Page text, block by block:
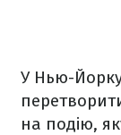
У Нью-
на подію,